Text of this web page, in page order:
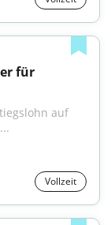
für
auf
Vollzeit